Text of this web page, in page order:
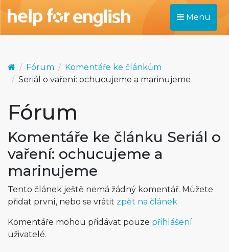
Menu
Fórum
Komentáře ke článkům
Seriál o vaření: ochucujeme a marinujeme
Fórum
Komentáře ke článku Seriál o
vaření: ochucujeme a
marinujeme
Tento článek ještě nemá žádný komentář. Můžete
přidat první, nebo se vrátit zpět na článek.
Komentáře mohou přidávat pouze přihlášení
uživatelé.